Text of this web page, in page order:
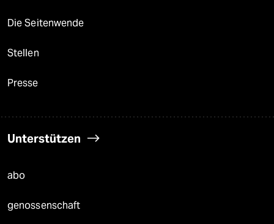
Die Seitenwende
Stellen
Presse
Unterstützen
abo
genossenschaft